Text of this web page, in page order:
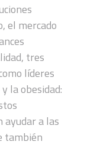
el mercado
tres
líderes
la obesidad:
ayudar a las
también